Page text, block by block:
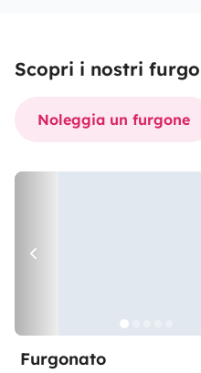
Scopri i nostri
Noleggia un furgone
Furgonato